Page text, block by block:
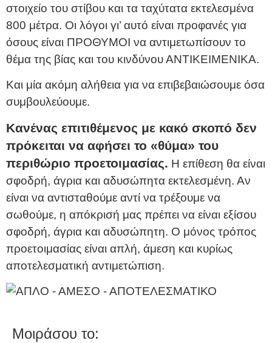
στοιχείο του στίβου και τα ταχύτατα εκτελεσμένα
800 μέτρα. Οι λόγοι γι’ αυτό είναι προφανές για
όσους είναι ΠΡΟΘΥΜΟΙ να αντιμετωπίσουν το
θέμα της βίας και του κινδύνου ΑΝΤΙΚΕΙΜΕΝΙΚΑ.
Και μία ακόμη αλήθεια για να επιβεβαιώσουμε όσα
συμβουλεύουμε.
Κανένας επιτιθέμενος με κακό σκοπό δεν
πρόκειται να αφήσει το «θύμα» του
περιθώριο προετοιμασίας. Η επίθεση θα είναι
σφοδρή, άγρια και αδυσώπητα εκτελεσμένη. Αν
είναι να αντισταθούμε αντί να τρέξουμε να
σωθούμε, η απόκρισή μας πρέπει να είναι εξίσου
σφοδρή, άγρια και αδυσώπητη. Ο μόνος τρόπος
προετοιμασίας είναι απλή, άμεση και κυρίως
αποτελεσματική αντιμετώπιση.
Μοιράσου το: